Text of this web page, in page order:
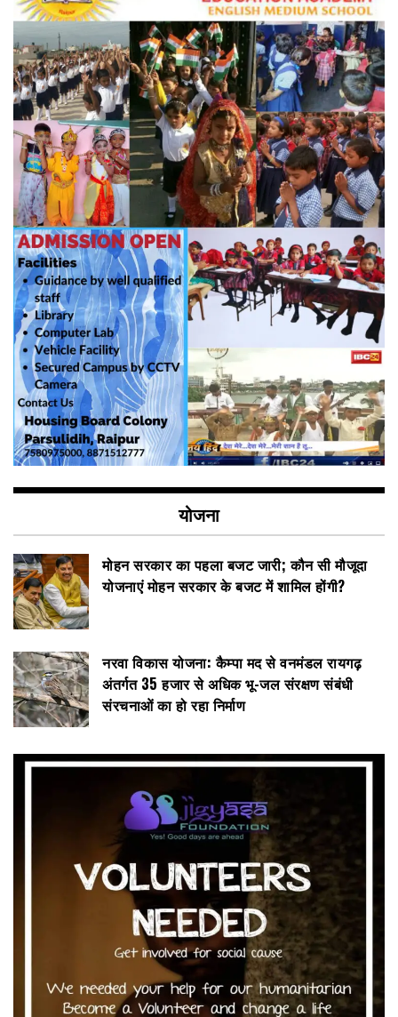
योजना
मोहन सरकार का पहला बजट जारी; कौन सी मौजूदा
योजनाएं मोहन सरकार के बजट में शामिल होंगी?
नरवा विकास योजना: कैम्पा मद से वनमंडल रायगढ़
अंतर्गत 35 हजार से अधिक भू-जल संरक्षण संबंधी
संरचनाओं का हो रहा निर्माण